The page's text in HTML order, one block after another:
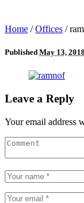
Home /Offices /
Published May 13, 2018
Leave a Reply
Your email address